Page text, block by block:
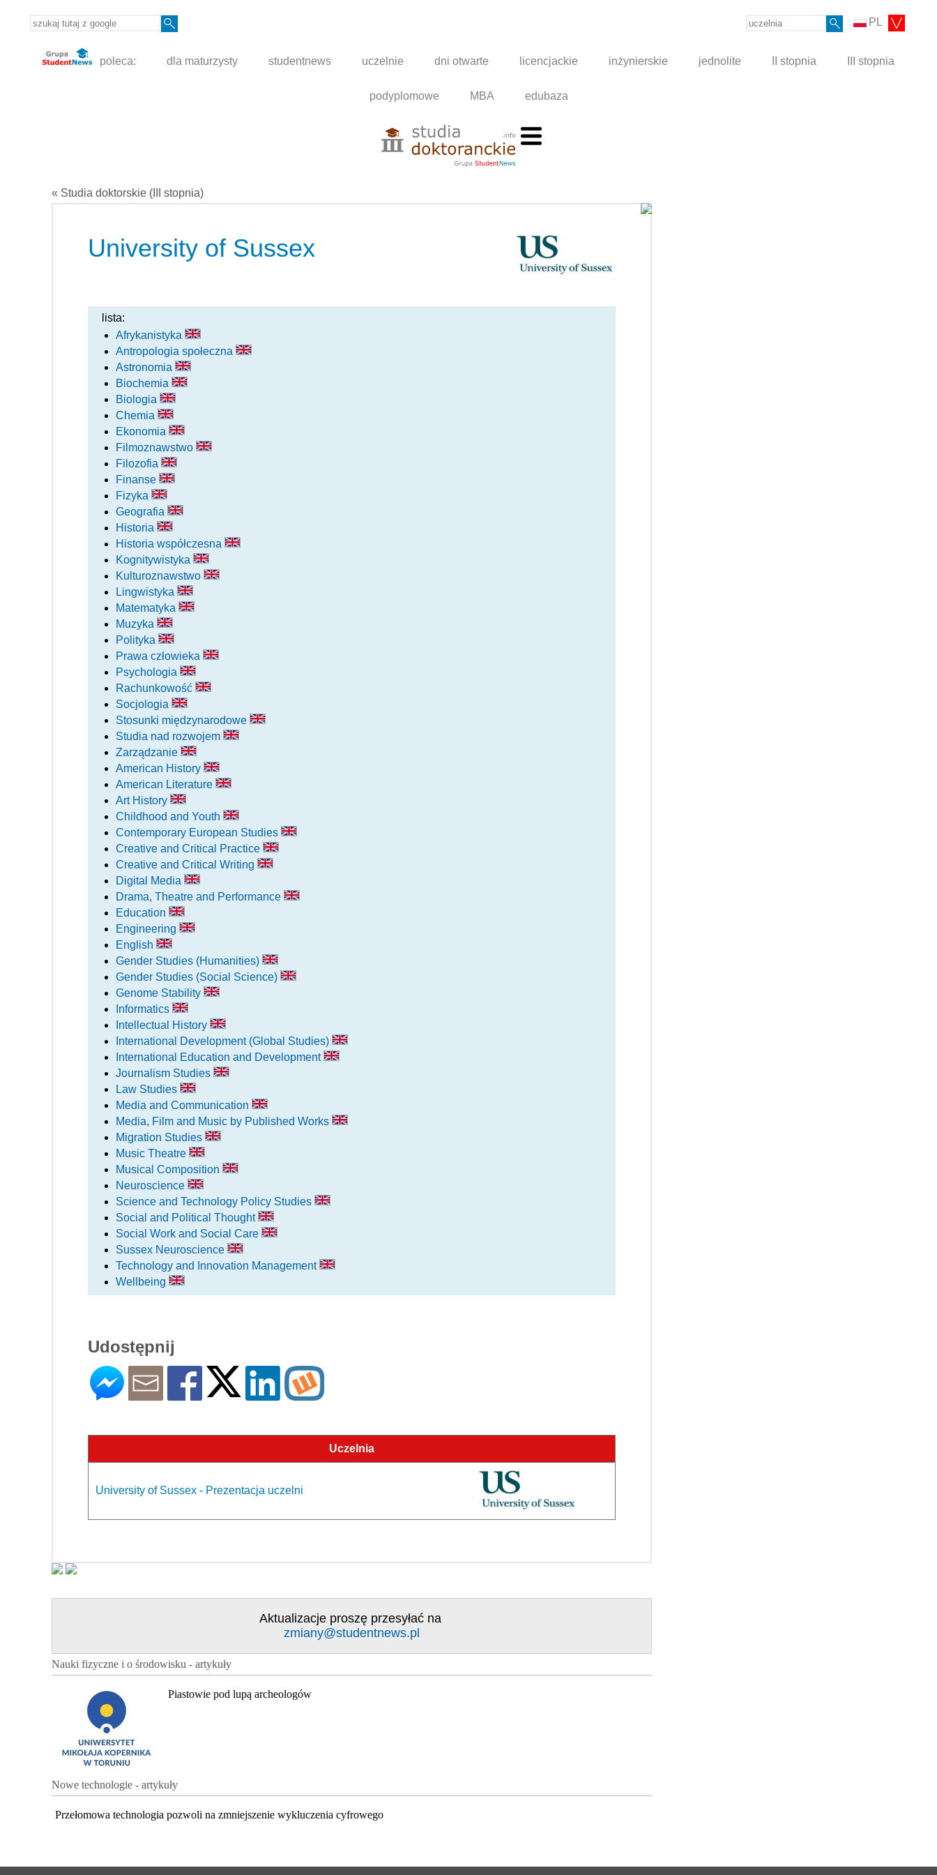
PL
poleca: dla maturzysty studentnews uczelnie dni otwarte licencjackie inżynierskie jednolite II stopnia III stopnia
podyplomowe MBA edubaza
« Studia doktorskie (III stopnia)
University of Sussex
lista:
Afrykanistyka
Antropologia społeczna
Astronomia
Biochemia
Biologia
Chemia
Ekonomia
Filmoznawstwo
Filozofia
Finanse
Fizyka
Geografia
Historia
Historia współczesna
Kognitywistyka
Kulturoznawstwo
Lingwistyka
Matematyka
Muzyka
Polityka
Prawa człowieka
Psychologia
Rachunkowość
Socjologia
Stosunki międzynarodowe
Studia nad rozwojem
Zarządzanie
American History
American Literature
Art History
Childhood and Youth
Contemporary European Studies
Creative and Critical Practice
Creative and Critical Writing
Digital Media
Drama, Theatre and Performance
Education
Engineering
English
Gender Studies (Humanities)
Gender Studies (Social Science)
Genome Stability
Informatics
Intellectual History
International Development (Global Studies)
International Education and Development
Journalism Studies
Law Studies
Media and Communication
Media, Film and Music by Published Works
Migration Studies
Music Theatre
Musical Composition
Neuroscience
Science and Technology Policy Studies
Social and Political Thought
Social Work and Social Care
Sussex Neuroscience
Technology and Innovation Management
Wellbeing
Udostępnij
Uczelnia
University of Sussex - Prezentacja uczelni
Aktualizacje proszę przesyłać na
zmiany@studentnews.pl
Nauki fizyczne i o środowisku - artykuły
Piastowie pod lupą archeologów
Nowe technologie - artykuły
Przełomowa technologia pozwoli na zmniejszenie wykluczenia cyfrowego